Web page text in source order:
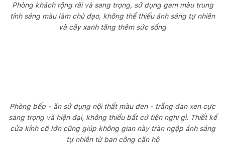
Phòng khách rộng rãi và sang trọng, sử dụng gam màu trung
tính sáng màu làm chủ đạo, không thể thiếu ánh sáng tự nhiên
và cây xanh tăng thêm sức sống
Phòng bếp - ăn sử dụng nội thất màu đen - trắng đan xen cực
sang trọng và hiện đại, không thiếu bất cứ tiện nghi gì. Thiết kế
cửa kính cỡ lớn cũng giúp không gian này tràn ngập ánh sáng
tự nhiên từ ban công căn hộ